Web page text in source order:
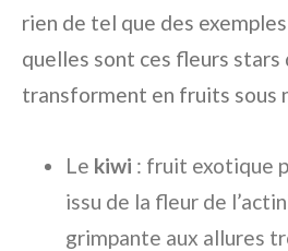
rien de tel que des
quelles sont ces fleurs stars
transforment en fruits sous
Le kiwi : fruit exotique
issu de la fleur de
grimpante aux allures